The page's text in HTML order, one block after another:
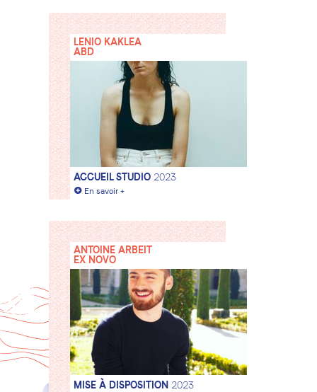
LENIO KAKLEA
ABD
ACCUEIL STUDIO 2023
+ En savoir +
ANTOINE ARBEIT
EX NOVO
MISE À DISPOSITION 2023